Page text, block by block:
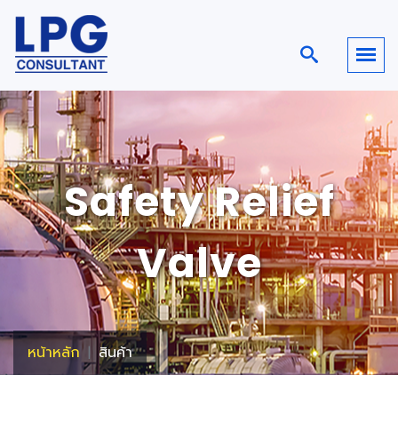
Safety Relief
Valve
หน้าหลัก สินค้า